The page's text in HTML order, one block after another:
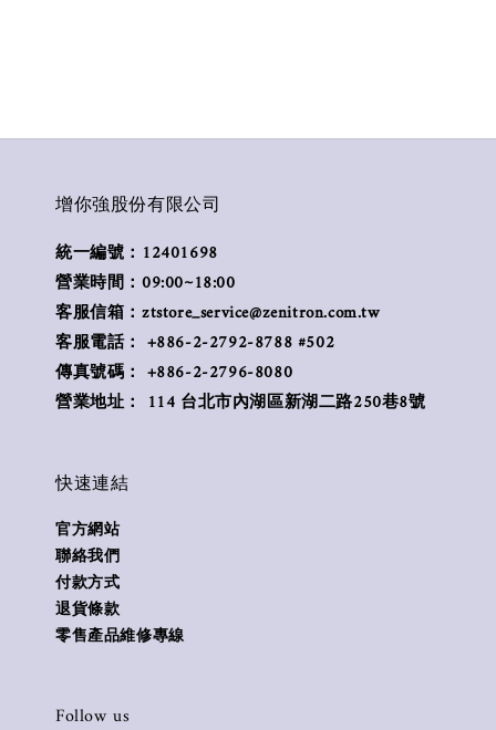
增你強股份有限公司
統一編號：12401698
營業時間：09:00~18:00
客服信箱：ztstore_service@zenitron.com.tw
客服電話： +886-2-2792-8788 #502
傳真號碼： +886-2-2796-8080
營業地址： 114 台北市內湖區新湖二路250巷8號
快速連結
官方網站
聯絡我們
付款方式
退貨條款
零售產品維修專線
Follow us